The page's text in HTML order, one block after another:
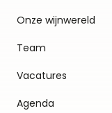
Onze wijnwereld
Team
Vacatures
Agenda